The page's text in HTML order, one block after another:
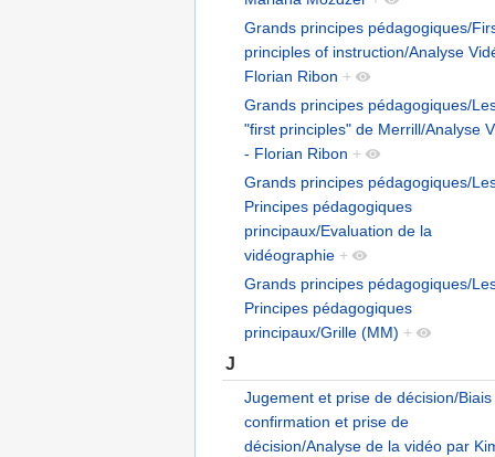
Grands principes pédagogiques/
principles of instruction/Analyse
Florian Ribon +
Grands principes pédagogiques/
"first principles" de Merrill/Analyse
- Florian Ribon +
Grands principes pédagogiques/
Principes pédagogiques
principaux/Evaluation de la
vidéographie +
Grands principes pédagogiques/
Principes pédagogiques
principaux/Grille (MM) +
J
Jugement et prise de décision/Biais
confirmation et prise de
décision/Analyse de la vidéo par